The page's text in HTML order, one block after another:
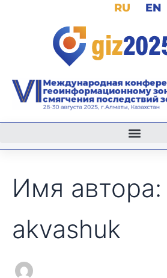
содержимому
RU EN
Имя автора:
akvashuk